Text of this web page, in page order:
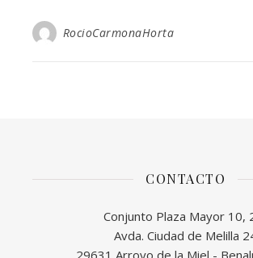
RocioCarmonaHorta
CONTACTO
Conjunto Plaza Mayor 10,
Avda. Ciudad de Melilla